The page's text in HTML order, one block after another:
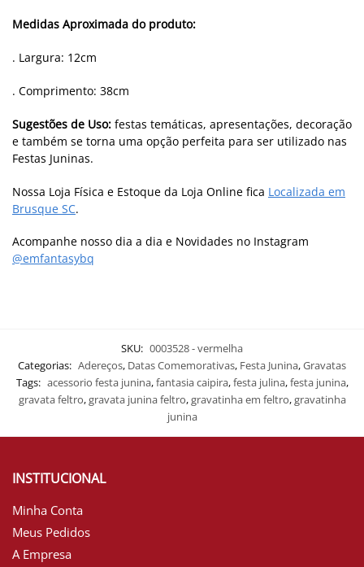
Medidas Aproximada do produto:
. Largura: 12cm
. Comprimento: 38cm
Sugestões de Uso: festas temáticas, apresentações, decoração
e também se torna uma opção perfeita para ser utilizado nas
Festas Juninas.
Nossa Loja Física e Estoque da Loja Online fica Localizada em
Brusque SC.
Acompanhe nosso dia a dia e Novidades no Instagram
@emfantasybq
SKU: 0003528 - vermelha
Categorias: Adereços, Datas Comemorativas, Festa Junina,Gravatas
Tags: acessorio festa junina,fantasia caipira,festa julina,festa junina,
gravata feltro,gravata junina feltro,gravatinha em feltro,gravatinha
junina
INSTITUCIONAL
Minha Conta
Meus Pedidos
A Empresa